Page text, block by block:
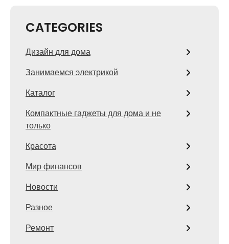
CATEGORIES
Дизайн для дома
Занимаемся электрикой
Каталог
Компактные гаджеты для дома и не
только
Красота
Мир финансов
Новости
Разное
Ремонт